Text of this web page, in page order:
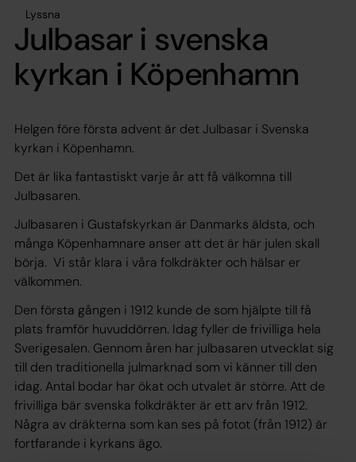
Lyssna
Julbasar i svenska
kyrkan i Köpenhamn
Helgen före första advent är det Julbasar i Svenska
kyrkan i Köpenhamn.
Det är lika fantastiskt varje år att få välkomna till
Julbasaren.
Julbasaren i Gustafskyrkan är Danmarks äldsta, och
många Köpenhamnare anser att det är här julen skall
börja. Vi står klara i våra folkdräkter och hälsar er
välkommen.
Den första gången i 1912 kunde de som hjälpte till få
plats framför huvuddörren. Idag fyller de frivilliga hela
Sverigesalen. Gennom åren har julbasaren utvecklat sig
till den traditionella julmarknad som vi känner till den
idag. Antal bodar har ökat och utvalet är större. Att de
frivilliga bär svenska folkdräkter är ett arv från 1912.
Några av dräkterna som kan ses på fotot (från 1912) är
fortfarande i kyrkans ägo.